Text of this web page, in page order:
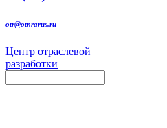
otr@otr.rarus.ru
Центр отраслевой
разработки